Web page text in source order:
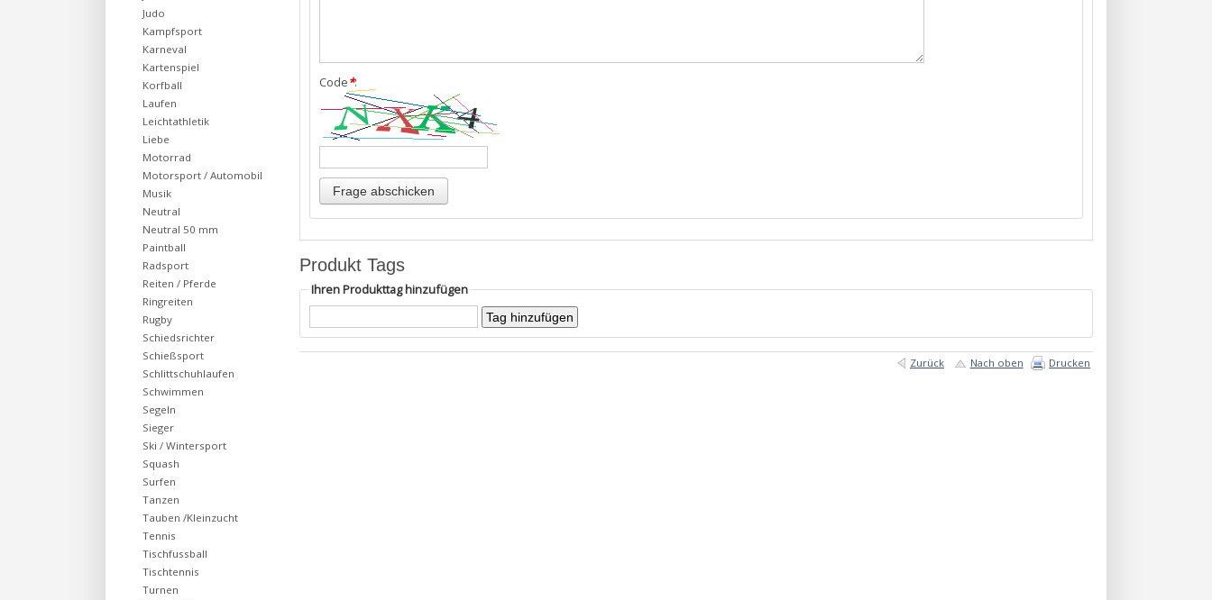
Code*:
Produkt Tags
Ihren Produkttag hinzufügen
Zurück Nach oben Drucken
Judo
Kampfsport
Karneval
Kartenspiel
Korfball
Laufen
Leichtathletik
Liebe
Motorrad
Motorsport / Automobil
Musik
Neutral
Neutral 50 mm
Paintball
Radsport
Reiten / Pferde
Ringreiten
Rugby
Schiedsrichter
Schießsport
Schlittschuhlaufen
Schwimmen
Segeln
Sieger
Ski / Wintersport
Squash
Surfen
Tanzen
Tauben /Kleinzucht
Tennis
Tischfussball
Tischtennis
Turnen